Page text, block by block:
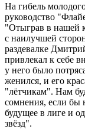
На гибель
руководство
"Отыграв в нашей
с наилучшей
раздевалке
привлекал к себе
у него было
женился, и его
"лётчикам". Нам
сомнения, если бы
будущее в лиге и
звёзд".